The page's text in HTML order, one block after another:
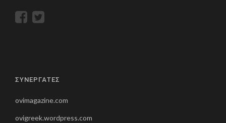
ΣΥΝΕΡΓΑΤΕΣ
ovimagazine.com
ovigreek.wordpress.com